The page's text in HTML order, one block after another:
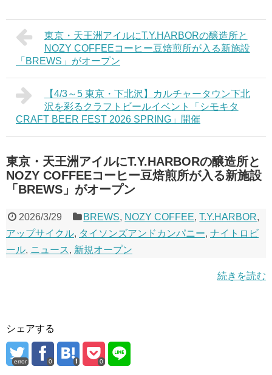
東京・天王洲アイルにT.Y.HARBORの醸造所と
NOZY COFFEEコーヒー豆焙煎所が入る新施設
「BREWS」がオープン
【4/3～5 東京・下北沢】カルチャータウン下北
沢を彩るクラフトビールイベント「シモキタ
CRAFT BEER FEST 2026 SPRING」開催
東京・天王洲アイルにT.Y.HARBORの醸造所と
NOZY COFFEEコーヒー豆焙煎所が入る新施設
「BREWS」がオープン
2026/3/29 BREWS, NOZY COFFEE,T.Y.HARBOR,
アップサイクル, タイソンズアンドカンパニー, ナイトロビ
ール, ニュース, 新規オープン
続きを読む
シェアする
error 0 0